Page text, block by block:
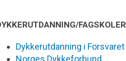
FAGSKOLER
Dykkerutdanning i Forsvaret
Norges Dykkeforbund